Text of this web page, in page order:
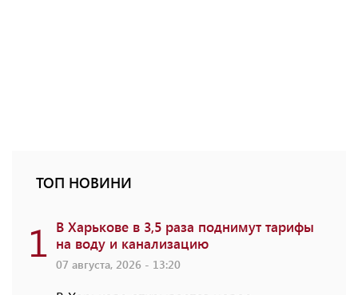
ТОП НОВИНИ
1 В Харькове в 3,5 раза поднимут тарифы
на воду и канализацию
07 августа, 2026 - 13:20